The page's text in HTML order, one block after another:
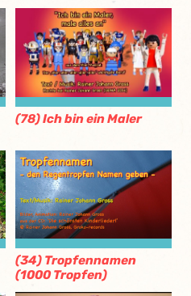
(78) Ich bin ein Maler
(34) Tropfennamen
(1000 Tropfen)